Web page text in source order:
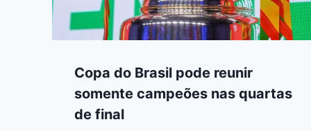
Copa do Brasil pode reunir
somente campeões nas quartas
de final